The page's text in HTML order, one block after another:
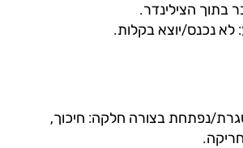
הצילינדר.
יוצא בקלות.
נפתחת בצורה חלקה: חיכוך,